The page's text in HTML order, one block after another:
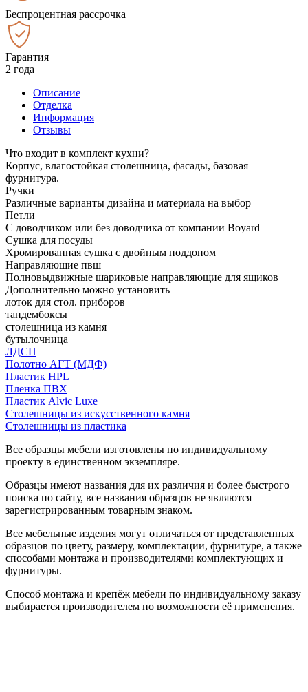
Беспроцентная рассрочка
Гарантия
2 года
Описание
Отделка
Информация
Отзывы
Что входит в комплект кухни?
Корпус, влагостойкая столешница, фасады, базовая
фурнитура.
Ручки
Различные варианты дизайна и материала на выбор
Петли
С доводчиком или без доводчика от компании Boyard
Сушка для посуды
Хромированная сушка с двойным поддоном
Направляющие пвш
Полновыдвижные шариковые направляющие для ящиков
Дополнительно можно установить
лоток для стол. приборов
тандембоксы
столешница из камня
бутылочница
ЛДСП
Полотно АГТ (МДФ)
Пластик HPL
Пленка ПВХ
Пластик Alvic Luxe
Столешницы из искусственного камня
Столешницы из пластика
Все образцы мебели изготовлены по индивидуальному
проекту в единственном экземпляре.
Образцы имеют названия для их различия и более быстрого
поиска по сайту, все названия образцов не являются
зарегистрированным товарным знаком.
Все мебельные изделия могут отличаться от представленных
образцов по цвету, размеру, комплектации, фурнитуре, а также
способами монтажа и производителями комплектующих и
фурнитуры.
Способ монтажа и крепёж мебели по индивидуальному заказу
выбирается производителем по возможности её применения.